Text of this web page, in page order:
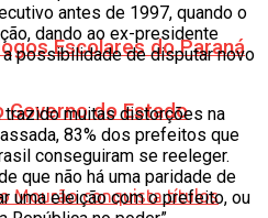
Escolares do Paraná
do Estado
antes de 1997, quando o
dando ao ex-presidente
a possibilidade de disputar novo
trazido muitas distorções na
83% dos prefeitos que
conseguiram se reeleger.
que não há uma paridade de
uma eleição com o prefeito, ou